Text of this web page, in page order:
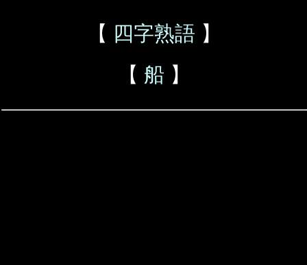
【 四字熟語 】
【 船 】